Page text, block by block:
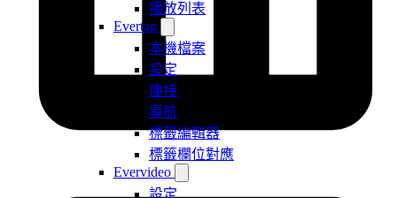
播放列表
Evertag
本機檔案
設定
連接
導航
標籤編輯器
標籤欄位對應
Evervideo
設定